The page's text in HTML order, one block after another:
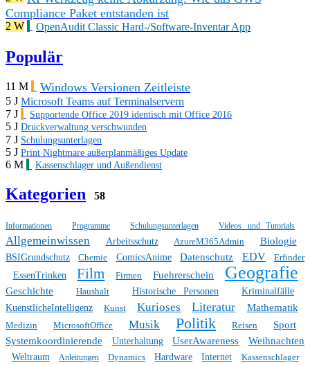
Compliance Paket entstanden ist
2 W OpenAudit Classic Hard-/Software-Inventar App
Populär
11 M Windows Versionen Zeitleiste
5 J Microsoft Teams auf Terminalservern
7 J
Supportende Office 2019 identisch mit Office 2016
5 J Druckverwaltung verschwunden
7 J Schulungsunterlagen
5 J Print Nightmare außerplanmäßiges Update
6 M Kassenschlager und Außendienst
Kategorien 58
Informationen Programme Schulungsunterlagen Videos und Tutorials
Allgemeinwissen Arbeitsschutz AzureM365Admin Biologie
BSIGrundschutz Chemie ComicsAnime Datenschutz EDV
Erfinder
EssenTrinken
Film Firmen Fuehrerschein Geografie
Geschichte Haushalt Historische Personen
Kriminalfälle
KuenstlicheIntelligenz
Kunst Kurioses Literatur Mathematik
Medizin MicrosoftOffice Musik Politik Reisen
Sport
Systemkoordinierende
Unterhaltung UserAwareness Weihnachten
Weltraum Anleitungen Dynamics Hardware Internet Kassenschlager